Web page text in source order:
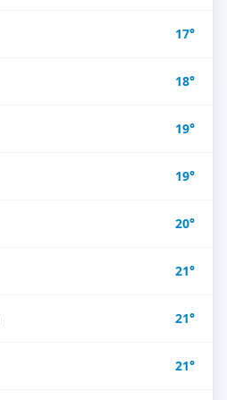
17°
18°
19°
19°
20°
21°
21°
21°